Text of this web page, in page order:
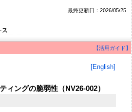
最終更新日：2026/05/25
【活用ガイド】
[English]
ングの脆弱性（NV26-002）